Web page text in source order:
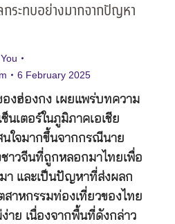
ระทบอย่างมากจากปัญหา
6 February 2025
องฮ่องกง เผยแพร่บทความ
นเตอร์ในภูมิภาคเอเชีย
นใจมากขึ้นจากกรณีนาย
าวจีนที่ถูกหลอกมาไทยเพื่อ
มา และเป็นปัญหาที่ส่งผลก
าหกรรมท่องเที่ยวของไทย
าย เนื่องจากพื้นที่ดังกล่าว